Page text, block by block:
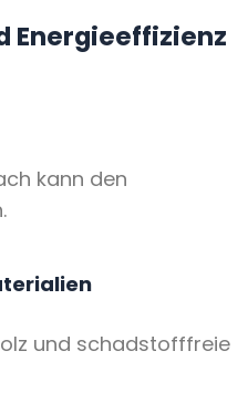
Energieeffizienz
kann den
und schadstofffreie